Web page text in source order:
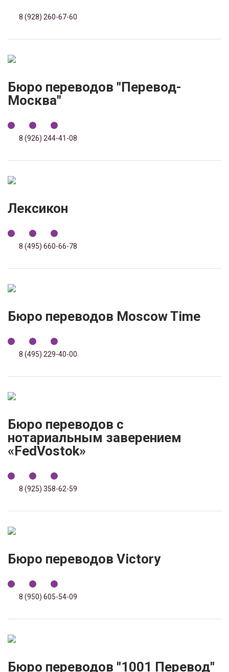
8 (928) 260-67-60
Бюро переводов "Перевод-
Москва"
8 (926) 244-41-08
Лексикон
8 (495) 660-66-78
Бюро переводов Moscow Time
8 (495) 229-40-00
Бюро переводов с
нотариальным заверением
«FedVostok»
8 (925) 358-62-59
Бюро переводов Victory
8 (950) 605-54-09
Бюро переводов "1001 Перевод"